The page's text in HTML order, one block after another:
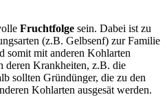
Fruchtfolgesein. Dabei ist zu
(z.B. Gelbsenf) zur Familie
somit mit anderen Kohlarten
deren Krankheiten, z.B. die
sollten Gründünger, die zu den
Kohlarten ausgesät werden.